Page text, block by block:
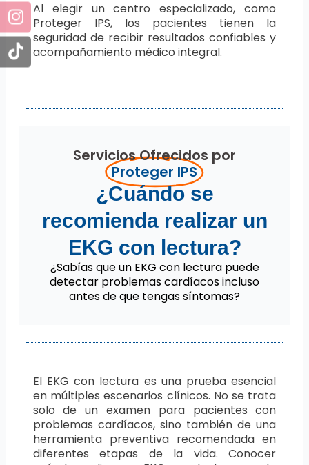
Al elegir un centro especializado, como
Proteger IPS, los pacientes tienen la
seguridad de recibir resultados confiables y
acompañamiento médico integral.
Servicios Ofrecidos por
Proteger IPS
¿Cuándo se
recomienda realizar un
EKG con lectura?
¿Sabías que un EKG con lectura puede
detectar problemas cardíacos incluso
antes de que tengas síntomas?
El EKG con lectura es una prueba esencial
en múltiples escenarios clínicos. No se trata
solo de un examen para pacientes con
problemas cardíacos, sino también de una
herramienta preventiva recomendada en
diferentes etapas de la vida. Conocer